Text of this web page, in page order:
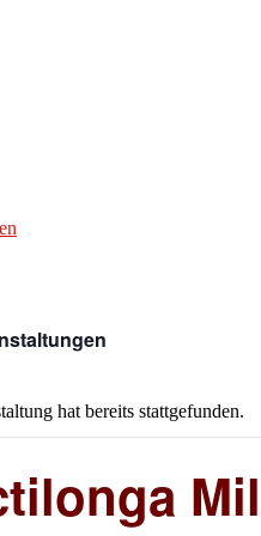
hat bereits stattgefunden.